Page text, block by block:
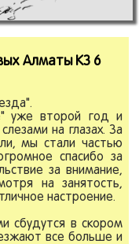
Алматы КЗ 6
уже второй год и
на глазах. За
мы стали частью
спасибо за
за внимание,
на занятость,
настроение.
сбудутся в скором
все больше и